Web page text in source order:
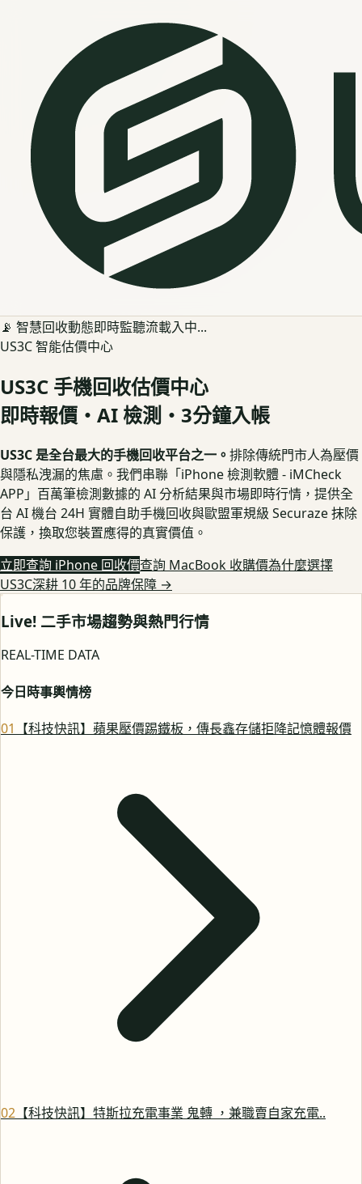
📡 智慧回收動態即時監聽流載入中...
US3C 智能估價中心
US3C 手機回收估價中心
即時報價・AI 檢測・3分鐘入帳
US3C 是全台最大的手機回收平台之一。 排除傳統門市人為壓價
與隱私洩漏的焦慮。我們串聯「iPhone 檢測軟體 - iMCheck
APP」百萬筆檢測數據的 AI 分析結果與市場即時行情，提供全
台 AI 機台 24H 實體自助手機回收與歐盟軍規級 Securaze 抹除
保護，換取您裝置應得的真實價值。
立即查詢 iPhone 回收價查詢 MacBook 收購價為什麼選擇
US3C深耕 10 年的品牌保障 →
Live! 二手市場趨勢與熱門行情
REAL-TIME DATA
今日時事輿情榜
01 【科技快訊】蘋果壓價踢鐵板，傳長鑫存儲拒降記憶體報價
02 【科技快訊】特斯拉充電事業 鬼轉 ，兼職賣自家充電..